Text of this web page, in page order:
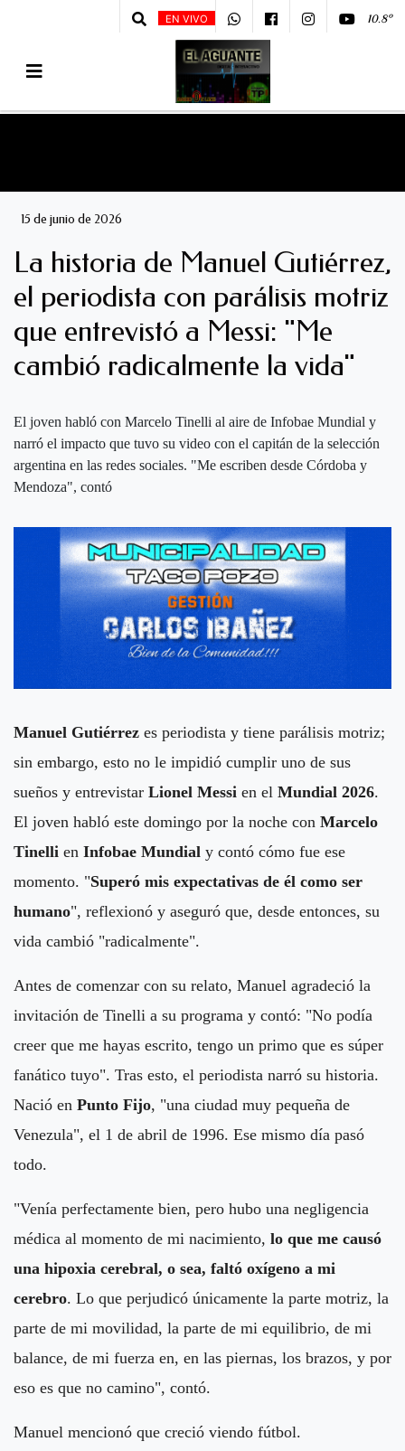
EN VIVO 10.8º
15 de junio de 2026
La historia de Manuel Gutiérrez,
el periodista con parálisis motriz
que entrevistó a Messi: "Me
cambió radicalmente la vida"
El joven habló con Marcelo Tinelli al aire de Infobae Mundial y
narró el impacto que tuvo su video con el capitán de la selección
argentina en las redes sociales. "Me escriben desde Córdoba y
Mendoza", contó
Manuel Gutiérrez es periodista y tiene parálisis motriz;
sin embargo, esto no le impidió cumplir uno de sus
sueños y entrevistar Lionel Messi en el Mundial 2026.
El joven habló este domingo por la noche con Marcelo
Tinelli en Infobae Mundial y contó cómo fue ese
momento. "Superó mis expectativas de él como ser
humano", reflexionó y aseguró que, desde entonces, su
vida cambió "radicalmente".
Antes de comenzar con su relato, Manuel agradeció la
invitación de Tinelli a su programa y contó: "No podía
creer que me hayas escrito, tengo un primo que es súper
fanático tuyo". Tras esto, el periodista narró su historia.
Nació en Punto Fijo, "una ciudad muy pequeña de
Venezula", el 1 de abril de 1996. Ese mismo día pasó
todo.
"Venía perfectamente bien, pero hubo una negligencia
médica al momento de mi nacimiento, lo que me causó
una hipoxia cerebral, o sea, faltó oxígeno a mi
cerebro. Lo que perjudicó únicamente la parte motriz, la
parte de mi movilidad, la parte de mi equilibrio, de mi
balance, de mi fuerza en, en las piernas, los brazos, y por
eso es que no camino", contó.
Manuel mencionó que creció viendo fútbol.